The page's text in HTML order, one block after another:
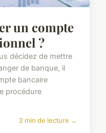
un compte
?
décidez de mettre
de banque, il
bancaire
procédure
2 min de lecture →